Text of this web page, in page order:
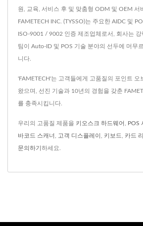
원, 교육, 서비스 후 및 맞춤형 ODM 및 OEM 서
FAMETECH INC. (TYSSO)는 주요한 AIDC 및
ISO-9001 / 9002 인증 제조업체로서, 회사는 강
팀이 Auto-ID 및 POS 기술 분야의 선두에 머무
니다.
'FAMETECH'는 고객들에게 고품질의 포인트 오
왔으며, 선진 기술과 10년의 경험을 갖춘
를 충족시킵니다.
우리의 고품질 제품을 키오스크 하드웨어 POS
바코드 스캐너 고객 디스플레이 키보드 카드
문의하기 하세요.